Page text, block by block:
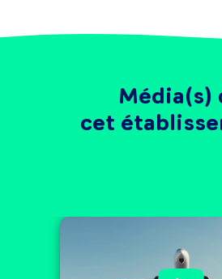
Média(s)
cet